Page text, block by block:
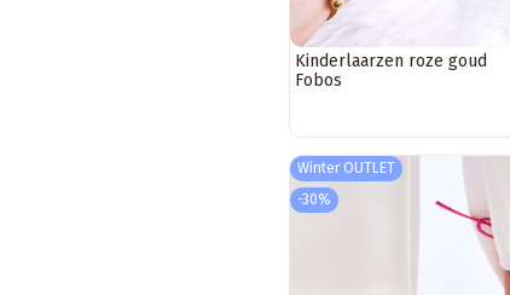
Kinderlaarzen roze goud
Fobos
Winter OUTLET
-30%